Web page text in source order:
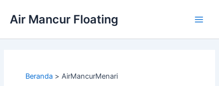
Air Mancur Floating
Beranda AirMancurMenari